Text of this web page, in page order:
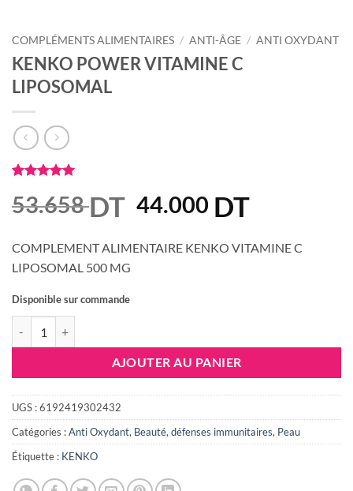
COMPLÉMENTS ALIMENTAIRES / ANTI-ÂGE / ANTI OXYDANT
KENKO POWER VITAMINE C
LIPOSOMAL
5 basé sur
notation
53.658DT Le
initial
44.000 DTLe
actuel
COMPLEMENT ALIMENTAIRE KENKO VITAMINE C
LIPOSOMAL 500 MG
Disponible sur commande
AJOUTER AU PANIER
UGS :6192419302432
Catégories :Anti Oxydant, Beauté, défenses immunitaires, Peau
Étiquette : KENKO